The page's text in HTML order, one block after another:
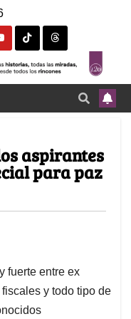
aspirantes
para paz
fuerte entre ex
y todo tipo de